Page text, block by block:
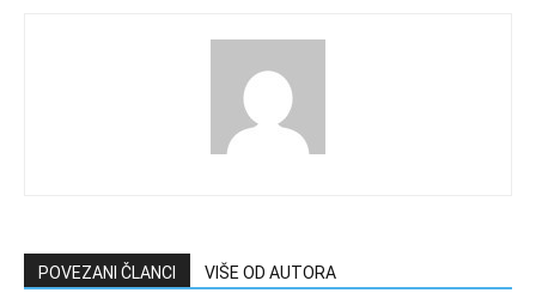
POVEZANI ČLANCI VIŠE OD AUTORA